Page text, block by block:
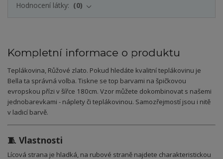
Hodnocení látky:
0
Kompletní informace o produktu
Teplákovina, Růžové zlato. Pokud hledáte kvalitní teplákovinu je
Bella ta správná volba. Tiskne se top barvami na špičkovou
evropskou přízi v šířce 180cm. Vzor můžete dokombinovat s našemi
jednobarevkami - náplety či teplákovinou. Samozřejmostí jsou i nitě
v ladicí barvě.
🧵 Vlastnosti
Lícová strana je hladká, na rubové straně najdete charakteristickou